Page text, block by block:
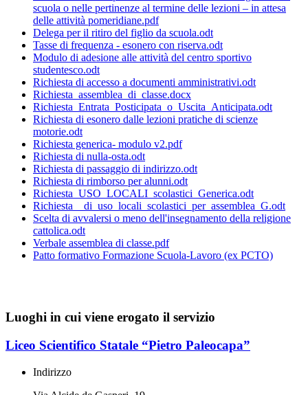
scuola o nelle pertinenze al termine delle lezioni – in attesa
delle attività pomeridiane.pdf
Delega per il ritiro del figlio da scuola.odt
Tasse di frequenza - esonero con riserva.odt
Modulo di adesione alle attività del centro sportivo
studentesco.odt
Richiesta di accesso a documenti amministrativi.odt
Richiesta_assemblea_di_classe.docx
Richiesta_Entrata_Posticipata_o_Uscita_Anticipata.odt
Richiesta di esonero dalle lezioni pratiche di scienze
motorie.odt
Richiesta generica- modulo v2.pdf
Richiesta di nulla-osta.odt
Richiesta di passaggio di indirizzo.odt
Richiesta di rimborso per alunni.odt
Richiesta_USO_LOCALI_scolastici_Generica.odt
Richiesta__di_uso_locali_scolastici_per_assemblea_G.odt
Scelta di avvalersi o meno dell'insegnamento della religione
cattolica.odt
Verbale assemblea di classe.pdf
Patto formativo Formazione Scuola-Lavoro (ex PCTO)
Luoghi in cui viene erogato il servizio
Liceo Scientifico Statale “Pietro Paleocapa”
Indirizzo